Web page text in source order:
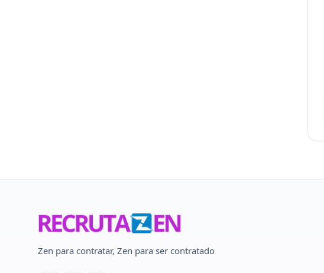
Zen para contratar, Zen para ser contratado